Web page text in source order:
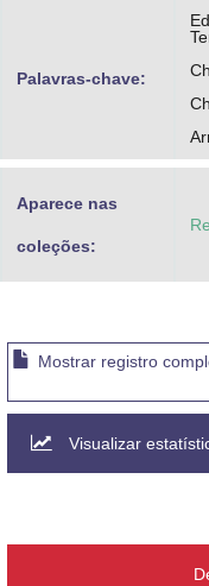
Palavras-chave:
Aparece nas
coleções:
Mostrar registro
Visualizar